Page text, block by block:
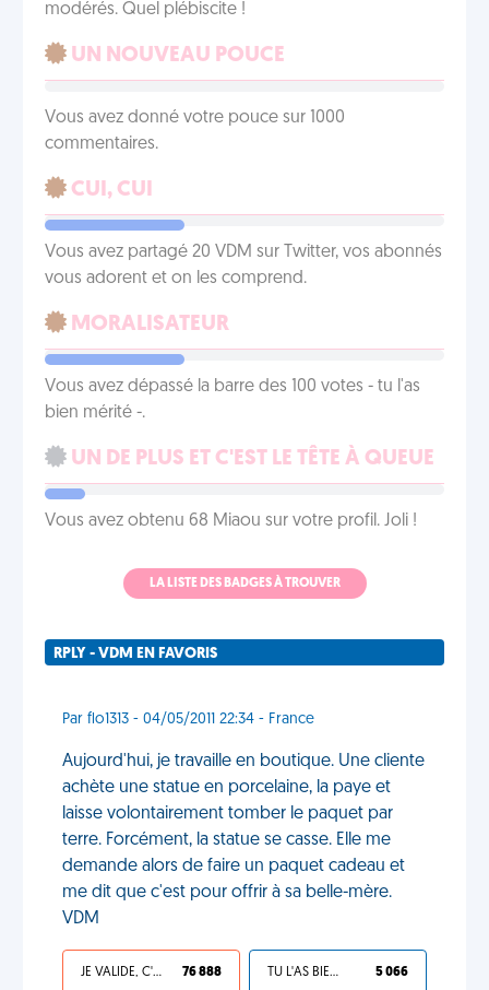
modérés. Quel plébiscite !
UN NOUVEAU POUCE
Vous avez donné votre pouce sur 1000
commentaires.
CUI, CUI
Vous avez partagé 20 VDM sur Twitter, vos abonnés
vous adorent et on les comprend.
MORALISATEUR
Vous avez dépassé la barre des 100 votes - tu l'as
bien mérité -.
UN DE PLUS ET C'EST LE TÊTE À QUEUE
Vous avez obtenu 68 Miaou sur votre profil. Joli !
LA LISTE DES BADGES À TROUVER
RPLY - VDM EN FAVORIS
Par flo1313 - 04/05/2011 22:34 - France
Aujourd'hui, je travaille en boutique. Une cliente
achète une statue en porcelaine, la paye et
laisse volontairement tomber le paquet par
terre. Forcément, la statue se casse. Elle me
demande alors de faire un paquet cadeau et
me dit que c'est pour offrir à sa belle-mère.
VDM
JE VALIDE, C'EST UNE VDM 76 888 TU L'AS BIEN MÉRITÉ 5 066